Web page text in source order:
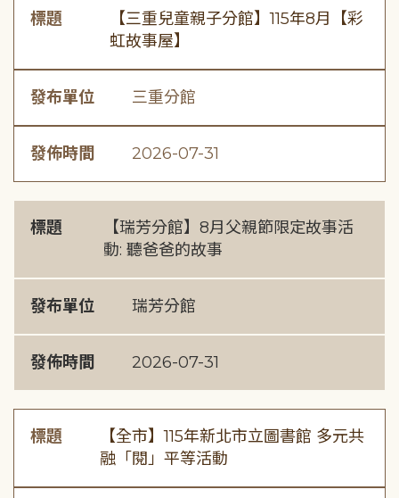
標題
【三重兒童親子分館】115年8月【彩
虹故事屋】
發布單位 三重分館
發佈時間 2026-07-31
標題
【瑞芳分館】8月父親節限定故事活
動: 聽爸爸的故事
發布單位 瑞芳分館
發佈時間 2026-07-31
標題
【全市】115年新北市立圖書館 多元共
融「閱」平等活動